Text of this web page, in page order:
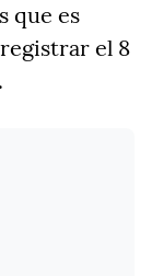
que es
el 8